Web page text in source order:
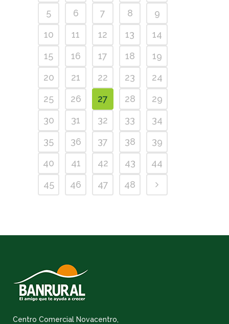
5
6 7 8
9
10
11 12 13
14
15
16 17 18
19
20
21 22 23
24
25
26 27 28
29
30
31 32 33
34
35
36 37 38
39
40
41 42 43
44
45
46 47 48
Centro Comercial Novacentro,